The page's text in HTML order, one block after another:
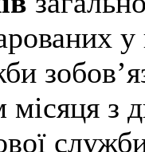
місяця з